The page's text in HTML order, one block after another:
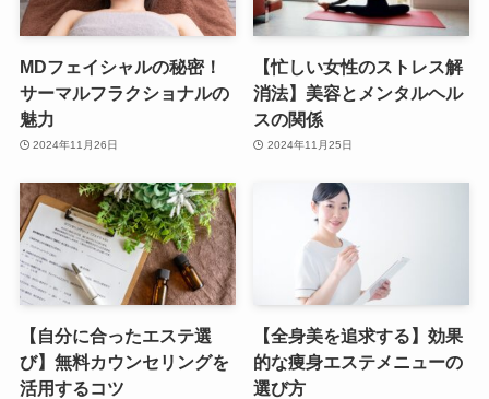
MDフェイシャルの秘密！
サーマルフラクショナルの
魅力
2024年11月26日
【忙しい女性のストレス解
消法】美容とメンタルヘル
スの関係
2024年11月25日
【自分に合ったエステ選
び】無料カウンセリングを
活用するコツ
【全身美を追求する】効果
的な痩身エステメニューの
選び方